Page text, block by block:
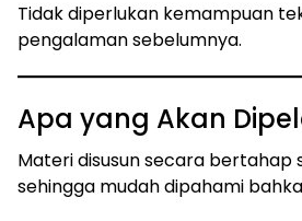
Tidak diperlukan kemampuan
pengalaman sebelumnya.
Apa yang Akan
Materi disusun secara bertahap
sehingga mudah dipahami